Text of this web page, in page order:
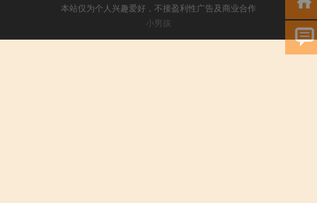
本站仅为个人兴趣爱好，不接盈利性广告及商业合作
小男孩